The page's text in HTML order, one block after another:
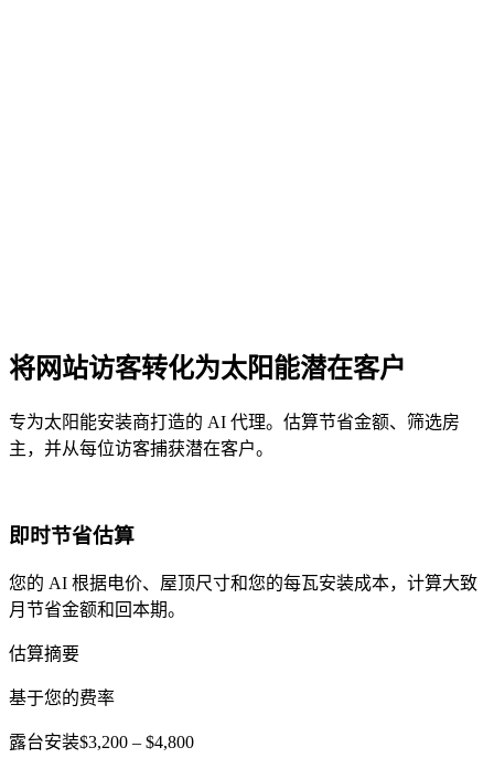
将网站访客转化为太阳能潜在客户
专为太阳能安装商打造的 AI 代理。估算节省金额、筛选房
主，并从每位访客捕获潜在客户。
即时节省估算
您的 AI 根据电价、屋顶尺寸和您的每瓦安装成本，计算大致
月节省金额和回本期。
估算摘要
基于您的费率
露台安装$3,200 – $4,800